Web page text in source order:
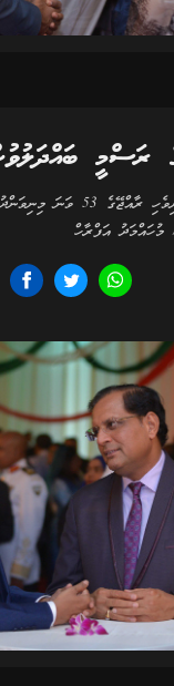
ރަސްމީ
25 ޖުލައި 2018:
އަފްރާހް